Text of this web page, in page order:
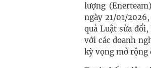
lượng
ngày 21/01/
quả Luật sửa
với các doanh
kỳ vọng mở rộng